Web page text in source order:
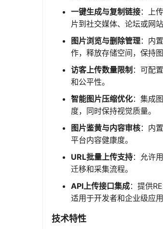
一键生成与复制链接：上
片到社交媒体、论坛或网站
图片浏览与删除管理：内
作，释放存储空间，保持图
访客上传数量限制 ：可配
和公平性。
智能图片压缩优化：集成
度，同时保持视觉质量。
图片鉴黄与内容审核：内
平台内容健康度。
URL批量上传支持：允许
迁移和采集流程。
API上传接口集成：提供
适用于开发者和企业级应用
技术特性